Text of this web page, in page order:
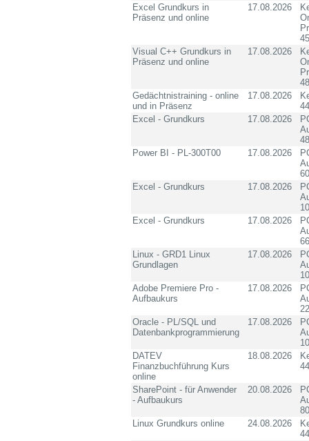
Excel Grundkurs in
Präsenz und online
17.08.2026
Visual C++ Grundkurs in
Präsenz und online
17.08.2026
Gedächtnistraining - online
und in Präsenz
17.08.2026
Excel - Grundkurs
17.08.2026
Power BI - PL-300T00
17.08.2026
Excel - Grundkurs
17.08.2026
Excel - Grundkurs
17.08.2026
Linux - GRD1 Linux
Grundlagen
17.08.2026
Adobe Premiere Pro -
Aufbaukurs
17.08.2026
Oracle - PL/SQL und
Datenbankprogrammierung
17.08.2026
DATEV
Finanzbuchführung Kurs
online
18.08.2026
SharePoint - für Anwender
- Aufbaukurs
20.08.2026
Linux Grundkurs online
24.08.2026